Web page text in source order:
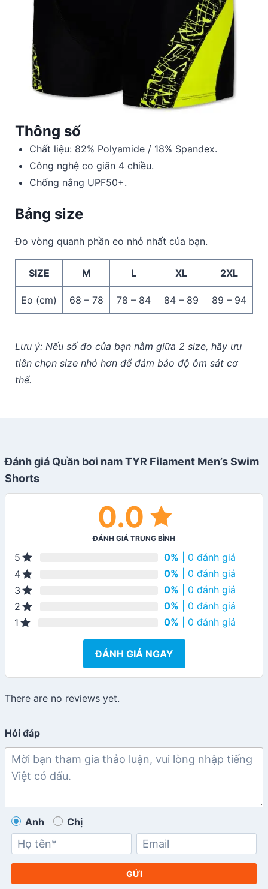
Thông số
Chất liệu: 82% Polyamide / 18% Spandex.
Công nghệ co giãn 4 chiều.
Chống nắng UPF50+.
Bảng size
Đo vòng quanh phần eo nhỏ nhất của bạn.
SIZE M L XL 2XL
Eo (cm) 68 – 78 78 – 84 84 – 89 89 – 94
Lưu ý: Nếu số đo của bạn nằm giữa 2 size, hãy ưu
tiên chọn size nhỏ hơn để đảm bảo độ ôm sát cơ
thể.
Đánh giá Quần bơi nam TYR Filament Men’s Swim
Shorts
0.0
ĐÁNH GIÁ TRUNG BÌNH
5 0% | 0 đánh giá
4
0% | 0 đánh giá
3
0% | 0 đánh giá
2
0% | 0 đánh giá
1
0% | 0 đánh giá
ĐÁNH GIÁ NGAY
There are no reviews yet.
Hỏi đáp
Anh Chị
GỬI